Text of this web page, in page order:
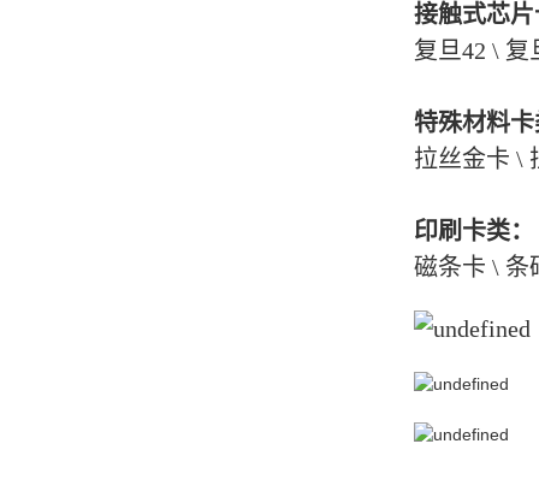
接触式芯
复旦42 \ 复
特殊材料
拉丝金卡 \
印刷卡类：
磁条卡 \ 条